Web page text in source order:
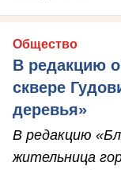
Общество
В редакцию
сквере
деревья»
В редакцию
жительница